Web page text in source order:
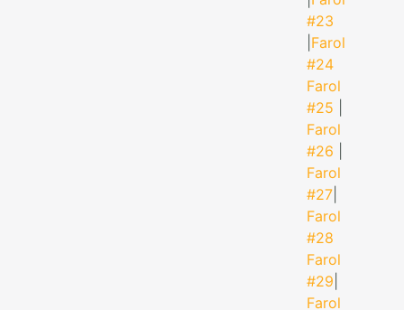
#23
Farol
#24
Farol
#25
Farol
#26
Farol
#27
Farol
#28
Farol
#29
Farol